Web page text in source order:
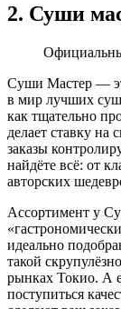
2. Суши
Суши Мастер —
в мир лучших
как тщательно
делает ставку на
заказы
найдёте всё: от
авторских
Ассортимент у
идеально
такой
рынках Токио. А
поступиться